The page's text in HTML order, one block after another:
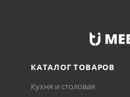
КАТАЛОГ ТОВАРОВ
Кухня и столовая